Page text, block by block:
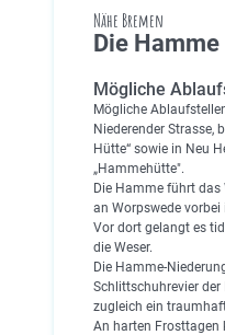
Nähe Bremen
Die Hamme
Mögliche
Mögliche
Niederender Strasse,
Hütte“ sowie in Neu
„Hammehütte".
Die Hamme führt das
an Worpswede vorbei
Vor dort gelangt es
die Weser.
Die Hamme-
Schlittschuhrevier der
zugleich ein
An harten